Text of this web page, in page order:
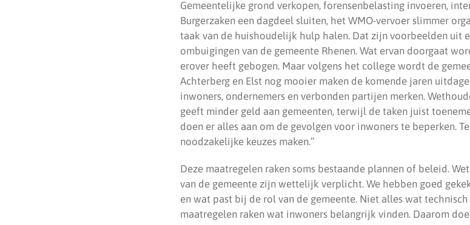
Gemeentelijke grond verkopen, forensenbelasting invoeren,
Burgerzaken een dagdeel sluiten, het WMO-vervoer slimmer
taak van de huishoudelijk hulp halen. Dat zijn voorbeelden uit
ombuigingen van de gemeente Rhenen. Wat ervan doorgaat
erover heeft gebogen. Maar volgens het college wordt de
Achterberg en Elst nog mooier maken de komende jaren
inwoners, ondernemers en verbonden partijen merken.
geeft minder geld aan gemeenten, terwijl de taken juist
doen er alles aan om de gevolgen voor inwoners te beperken.
noodzakelijke keuzes maken.”
Deze maatregelen raken soms bestaande plannen of beleid.
van de gemeente zijn wettelijk verplicht. We hebben goed
en wat past bij de rol van de gemeente. Niet alles wat
maatregelen raken wat inwoners belangrijk vinden. Daarom